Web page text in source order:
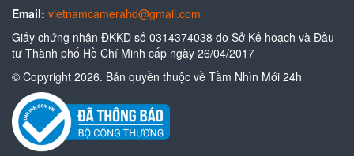
Email: vietnamcamerahd@gmail.com
Giấy chứng nhận ĐKKD số 0314374038 do Sở Kế hoạch và Đầu
tư Thành phố Hồ Chí Minh cấp ngày 26/04/2017
© Copyright 2026. Bản quyền thuộc về Tầm Nhìn Mới 24h